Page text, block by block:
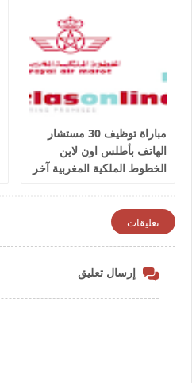
مباراة توظيف 30 مستشار
الهاتف بأطلس اون لاين
الخطوط الملكية المغربية آخر
تعليقات
إرسال تعليق